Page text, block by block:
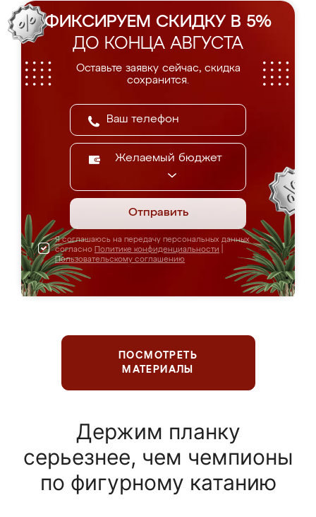
ФИКСИРУЕМ СКИДКУ В 5%
ДО КОНЦА АВГУСТА
Оставьте заявку сейчас, скидка
сохранится.
Желаемый бюджет
Отправить
Я соглашаюсь на передачу персональных данных
согласно Политике конфиденциальности
Пользовательскому соглашению
ПОСМОТРЕТЬ
МАТЕРИАЛЫ
Держим планку
серьезнее, чем чемпионы
по фигурному катанию